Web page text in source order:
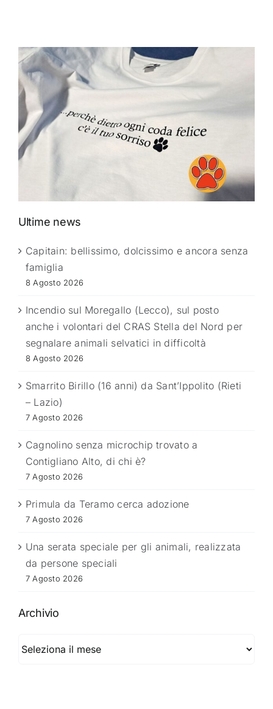
Ultime news
Capitain: bellissimo, dolcissimo e ancora senza
famiglia
8 Agosto 2026
Incendio sul Moregallo (Lecco), sul posto
anche i volontari del CRAS Stella del Nord per
segnalare animali selvatici in difficoltà
8 Agosto 2026
Smarrito Birillo (16 anni) da Sant’Ippolito (Rieti
– Lazio)
7 Agosto 2026
Cagnolino senza microchip trovato a
Contigliano Alto, di chi è?
7 Agosto 2026
Primula da Teramo cerca adozione
7 Agosto 2026
Una serata speciale per gli animali, realizzata
da persone speciali
7 Agosto 2026
Archivio